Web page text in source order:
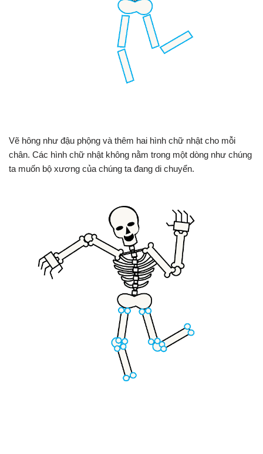
Vẽ hông như đậu phộng và thêm hai hình chữ nhật cho mỗi
chân. Các hình chữ nhật không nằm trong một dòng như chúng
ta muốn bộ xương của chúng ta đang di chuyển.